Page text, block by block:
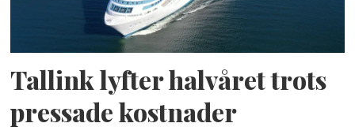
Tallink lyfter halvåret trots
pressade kostnader